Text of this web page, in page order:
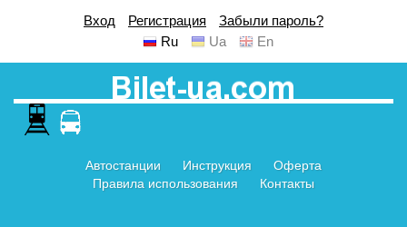
Вход Регистрация
Забыли пароль?
Ru
Ua En
Автостанции Инструкция
Оферта
Правила использования
Контакты